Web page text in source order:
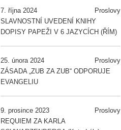
7. října 2024
Proslovy
SLAVNOSTNÍ UVEDENÍ KNIHY
DOPISY PAPEŽI V 6 JAZYCÍCH (ŘÍM)
25. února 2024
Proslovy
ZÁSADA „ZUB ZA ZUB“ ODPORUJE
EVANGELIU
9. prosince 2023
Proslovy
REQUIEM ZA KARLA